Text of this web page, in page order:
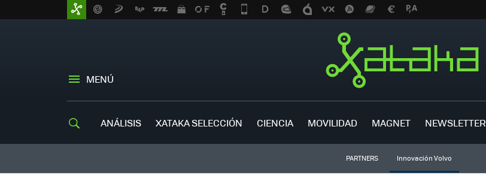
MENÚ
ANÁLISIS XATAKA SELECCIÓN CIENCIA MOVILIDAD MAGNET NEWSLETTER
PARTNERS Innovación Volvo